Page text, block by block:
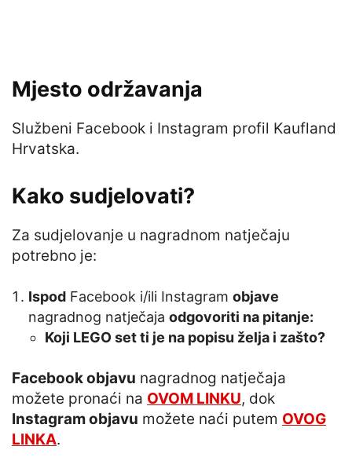
Mjesto održavanja
Službeni Facebook i Instagram profil Kaufland
Hrvatska.
Kako sudjelovati?
Za sudjelovanje u nagradnom natječaju
potrebno je:
Ispod Facebook i/ili Instagram objave
nagradnog natječaja odgovoriti na pitanje:
Koji LEGO set ti je na popisu želja i zašto?
Facebook objavu nagradnog natječaja
možete pronaći na OVOM LINKU, dok
Instagram objavu možete naći putem OVOG
LINKA.